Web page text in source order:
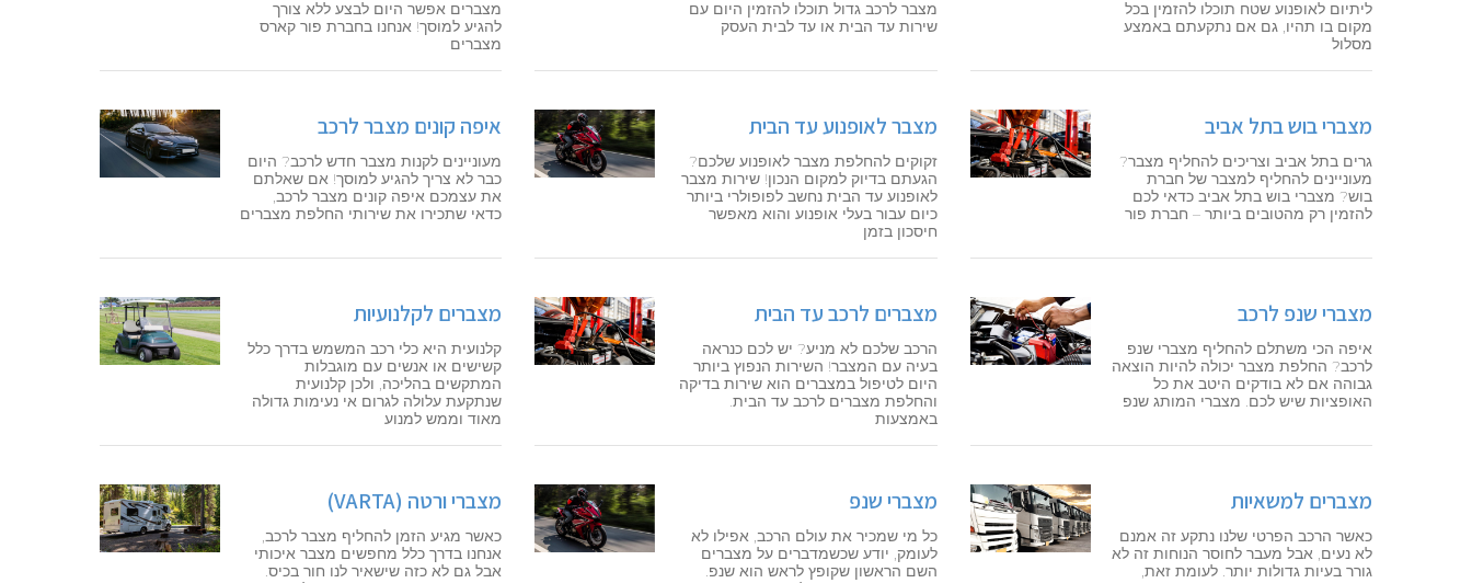
ליתיום לאופנוע שטח תוכלו להזמין בכל
מקום בו תהיו, גם אם נתקעתם באמצע
מסלול
מצבר לרכב גדול תוכלו להזמין היום עם
שירות עד הבית או עד לבית העסק
מצברים אפשר היום לבצע ללא צורך
להגיע למוסך! אנחנו בחברת פור קארס
מצברים
מצברי בוש בתל אביב
גרים בתל אביב וצריכים להחליף מצבר?
מעוניינים להחליף למצבר של חברת
בוש? מצברי בוש בתל אביב כדאי לכם
להזמין רק מהטובים ביותר – חברת פור
מצבר לאופנוע עד הבית
זקוקים להחלפת מצבר לאופנוע שלכם?
הגעתם בדיוק למקום הנכון! שירות מצבר
לאופנוע עד הבית נחשב לפופולרי ביותר
כיום עבור בעלי אופנוע והוא מאפשר
חיסכון בזמן
איפה קונים מצבר לרכב
מעוניינים לקנות מצבר חדש לרכב? היום
כבר לא צריך להגיע למוסך! אם שאלתם
את עצמכם איפה קונים מצבר לרכב,
כדאי שתכירו את שירותי החלפת מצברים
מצברי שנפ לרכב
איפה הכי משתלם להחליף מצברי שנפ
לרכב? החלפת מצבר יכולה להיות הוצאה
גבוהה אם לא בודקים היטב את כל
האופציות שיש לכם. מצברי המותג שנפ
מצברים לרכב עד הבית
הרכב שלכם לא מניע? יש לכם כנראה
בעיה עם המצבר! השירות הנפוץ ביותר
היום לטיפול במצברים הוא שירות בדיקה
והחלפת מצברים לרכב עד הבית.
באמצעות
מצברים לקלנועיות
קלנועית היא כלי רכב המשמש בדרך כלל
קשישים או אנשים עם מוגבלות
המתקשים בהליכה, ולכן קלנועית
שנתקעת עלולה לגרום אי נעימות גדולה
מאוד וממש למנוע
מצברים למשאיות
כאשר הרכב הפרטי שלנו נתקע זה אמנם
לא נעים, אבל מעבר לחוסר הנוחות זה לא
גורר בעיות גדולות יותר. לעומת זאת,
מצברי שנפ
כל מי שמכיר את עולם הרכב, אפילו לא
לעומק, יודע שכשמדברים על מצברים
השם הראשון שקופץ לראש הוא שנפ.
מצברי ורטה (VARTA)
כאשר מגיע הזמן להחליף מצבר לרכב,
אנחנו בדרך כלל מחפשים מצבר איכותי
אבל גם לא כזה שישאיר לנו חור בכיס.